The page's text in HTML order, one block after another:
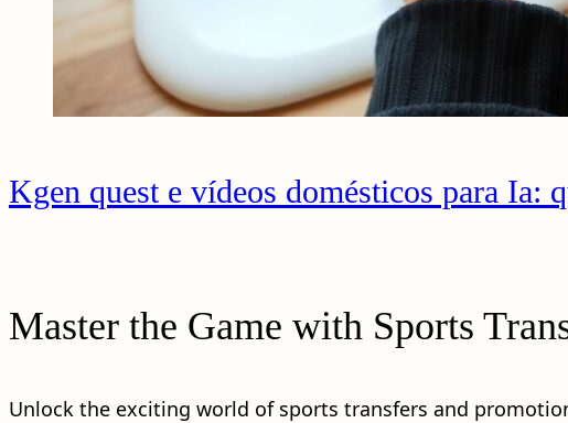
Kgen quest e vídeos domésticos para Ia:
Master the Game with Sports
Unlock the exciting world of sports transfers and